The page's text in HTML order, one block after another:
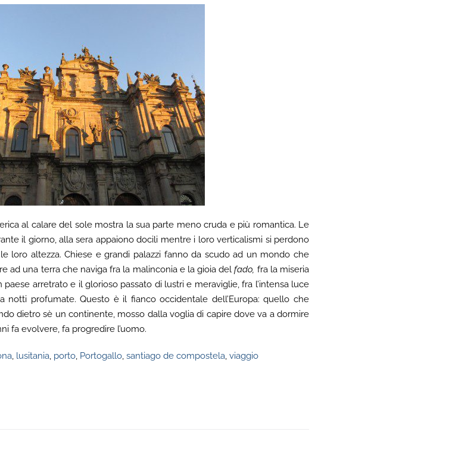
al calare del sole mostra la sua parte meno cruda e più romantica. Le
il giorno, alla sera appaiono docili mentre i loro verticalismi si perdono
loro altezza. Chiese e grandi palazzi fanno da scudo ad un mondo che
ad una terra che naviga fra la malinconia e la gioia delfado fra la miseria
arretrato e il glorioso passato di lustri e meraviglie, fra l’intensa luce
profumate. Questo è il fianco occidentale dell’Europa: quello che
dietro sè un continente, mosso dalla voglia di capire dove va a dormire
fa evolvere, fa progredire l’uomo.
lusitania porto Portogallo santiago de compostela viaggio